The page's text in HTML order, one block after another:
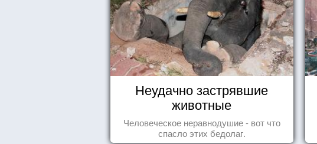
Неудачно застрявшие
животные
Человеческое неравнодушие - вот что
спасло этих бедолаг.